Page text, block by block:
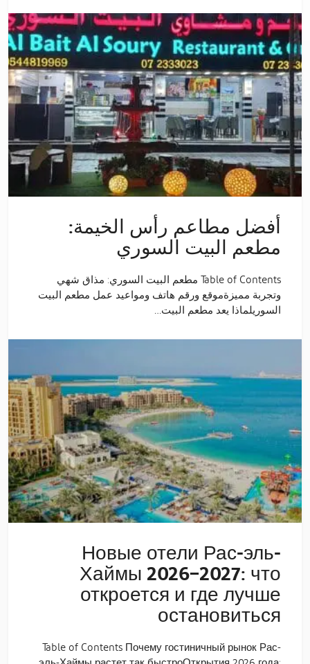
أفضل مطاعم رأس الخيمة:
مطعم البيت السوري
Table of Contents مطعم البيت السوري: مذاق شهي
وتجربة مميزةموقع ورقم هاتف ومواعيد عمل مطعم البيت
السوريلماذا يعد مطعم البيت…
Новые отели Рас-эль-
Хаймы 2026–2027: что
откроется и где лучше
остановиться
Table of Contents Почему гостиничный рынок Рас-